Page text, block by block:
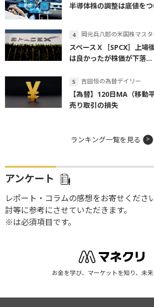
半導体株の調整は底値を
岡元兵八郎の米国株マス
スペースＸ［SPCX］上場
は良かったが株価が下落...
吉田恒の為替デイリー
【為替】120日MA（移動
売り取引の損失
ランキング一覧を見る
アンケート
レポート・コラムの感想をお寄せくださ
討等に参考にさせていただきます。
※は必須項目です。
お金を学び、マーケットを知り、未来